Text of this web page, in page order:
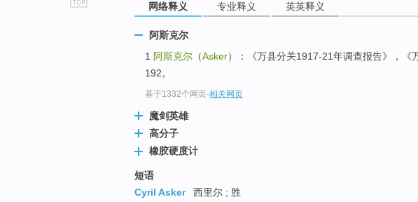
网络释义 专业释义 英英释义
阿斯克尔
1 阿斯克尔 （Asker）：《万县分关1917-21年调查报告》，《
192。
基于1332个网页-相关网页
魔剑英雄
高分子
橡胶硬度计
短语
Cyril Asker
西里尔 ; 胜